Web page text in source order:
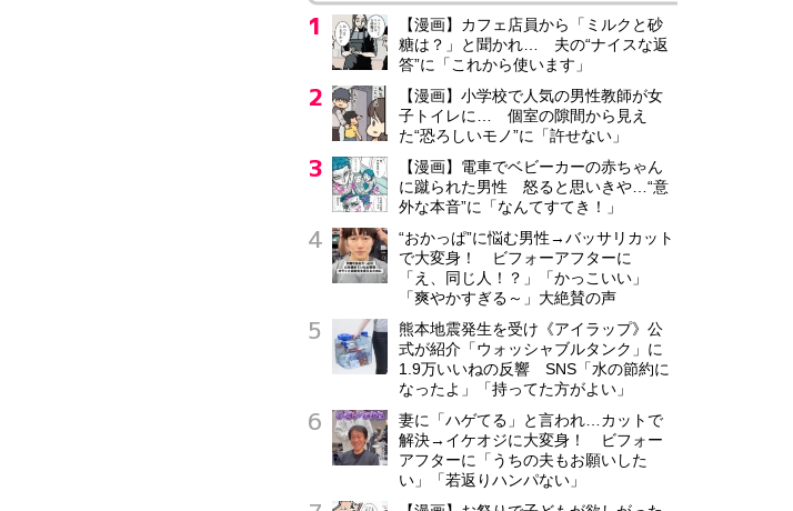
【漫画】カフェ店員から「ミルクと砂
糖は？」と聞かれ… 夫の“ナイスな返
答”に「これから使います」
【漫画】小学校で人気の男性教師が女
子トイレに… 個室の隙間から見え
た“恐ろしいモノ”に「許せない」
【漫画】電車でベビーカーの赤ちゃん
に蹴られた男性 怒ると思いきや…“意
外な本音”に「なんてすてき！」
“おかっぱ”に悩む男性→バッサリカット
で大変身！ ビフォーアフターに
「え、同じ人！？」「かっこいい」
「爽やかすぎる～」大絶賛の声
熊本地震発生を受け《アイラップ》公
式が紹介「ウォッシャブルタンク」に
1.9万いいねの反響 SNS「水の節約に
なったよ」「持ってた方がよい」
妻に「ハゲてる」と言われ…カットで
解決→イケオジに大変身！ ビフォー
アフターに「うちの夫もお願いした
い」「若返りハンパない」